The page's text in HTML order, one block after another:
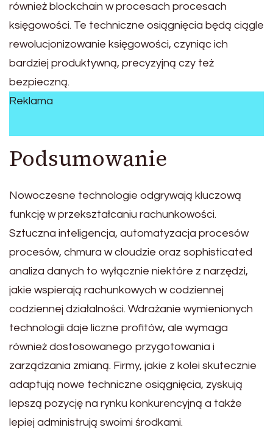
również blockchain w procesach procesach
księgowości. Te techniczne osiągnięcia będą ciągle
rewolucjonizowanie księgowości, czyniąc ich
bardziej produktywną, precyzyjną czy też
bezpieczną.
Reklama
Podsumowanie
Nowoczesne technologie odgrywają kluczową
funkcję w przekształcaniu rachunkowości.
Sztuczna inteligencja, automatyzacja procesów
procesów, chmura w cloudzie oraz sophisticated
analiza danych to wyłącznie niektóre z narzędzi,
jakie wspierają rachunkowych w codziennej
codziennej działalności. Wdrażanie wymienionych
technologii daje liczne profitów, ale wymaga
również dostosowanego przygotowania i
zarządzania zmianą. Firmy, jakie z kolei skutecznie
adaptują nowe techniczne osiągnięcia, zyskują
lepszą pozycję na rynku konkurencyjną a także
lepiej administrują swoimi środkami.